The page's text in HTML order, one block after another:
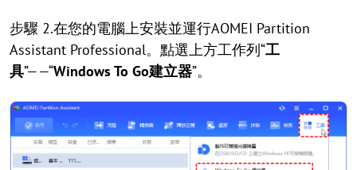
步驟 2.在您的電腦上安裝並運行AOMEI Partition
Assistant Professional。點選上方工作列“工
具”——“Windows To Go建立器”。